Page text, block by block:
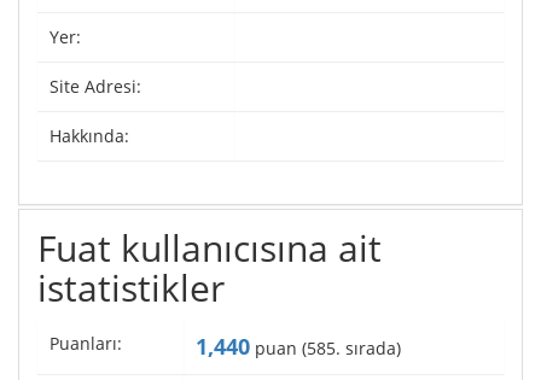
Yer:
Site Adresi:
Hakkında:
Fuat kullanıcısına ait
istatistikler
Puanları: 1,440 puan (585. sırada)